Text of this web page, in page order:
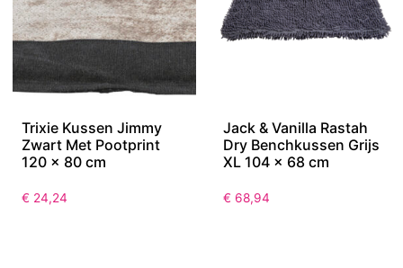
Trixie Kussen Jimmy
Zwart Met Pootprint
120 x 80 cm
€ 24,24
Jack & Vanilla Rastah
Dry Benchkussen Grijs
XL 104 x 68 cm
€ 68,94